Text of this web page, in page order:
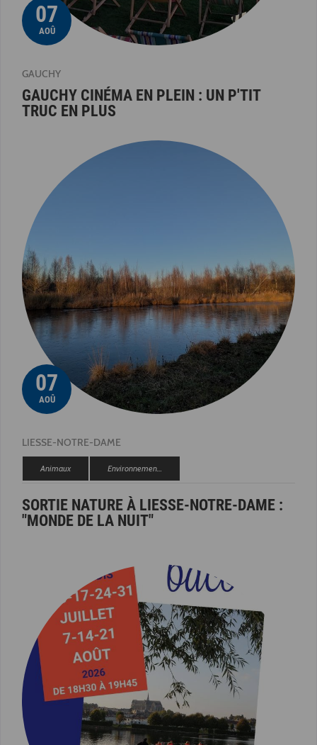
07
AOÛ
GAUCHY
GAUCHY CINÉMA EN PLEIN : UN P'TIT
TRUC EN PLUS
07
AOÛ
LIESSE-NOTRE-DAME
Animaux Environnemen…
SORTIE NATURE À LIESSE-NOTRE-DAME :
"MONDE DE LA NUIT"